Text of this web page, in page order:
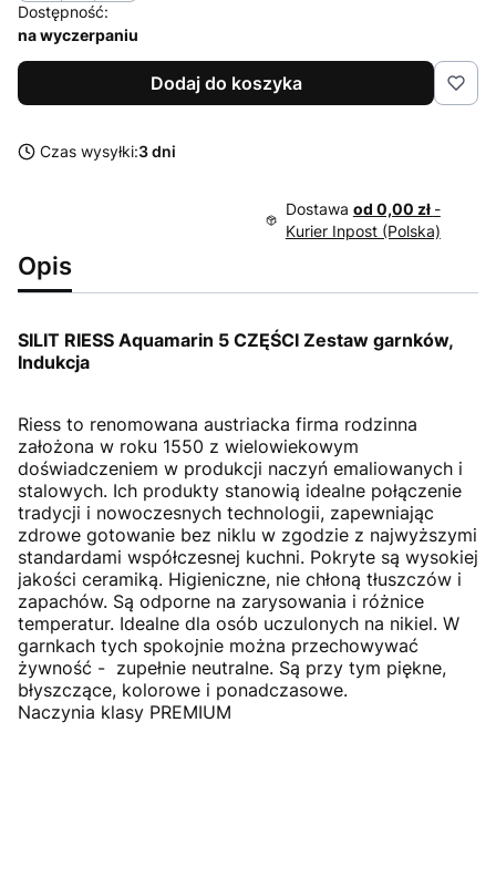
Dostępność:
na wyczerpaniu
Dodaj do koszyka
Czas wysyłki:3 dni
Dostawa od 0,00 zł -
Kurier Inpost (Polska)
Opis
SILIT RIESS Aquamarin 5 CZĘŚCI Zestaw garnków,
Indukcja
Riess to renomowana austriacka firma rodzinna
założona w roku 1550 z wielowiekowym
doświadczeniem w produkcji naczyń emaliowanych i
stalowych. Ich produkty stanowią idealne połączenie
tradycji i nowoczesnych technologii, zapewniając
zdrowe gotowanie bez niklu w zgodzie z najwyższymi
standardami współczesnej kuchni. Pokryte są wysokiej
jakości ceramiką. Higieniczne, nie chłoną tłuszczów i
zapachów. Są odporne na zarysowania i różnice
temperatur. Idealne dla osób uczulonych na nikiel. W
garnkach tych spokojnie można przechowywać
żywność - zupełnie neutralne. Są przy tym piękne,
błyszczące, kolorowe i ponadczasowe.
Naczynia klasy PREMIUM